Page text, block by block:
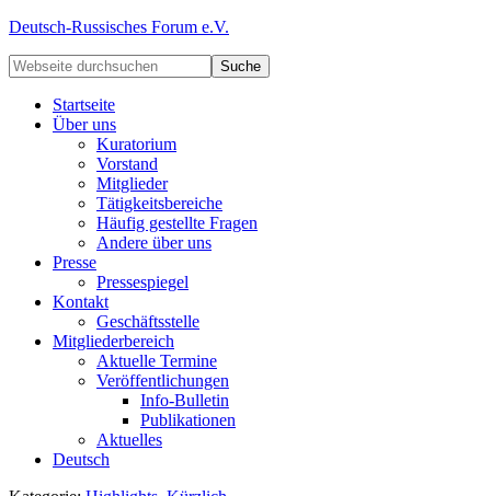
Deutsch-Russisches Forum e.V.
Startseite
Über uns
Kuratorium
Vorstand
Mitglieder
Tätigkeitsbereiche
Häufig gestellte Fragen
Andere über uns
Presse
Pressespiegel
Kontakt
Geschäftsstelle
Mitgliederbereich
Aktuelle Termine
Veröffentlichungen
Info-Bulletin
Publikationen
Aktuelles
Deutsch